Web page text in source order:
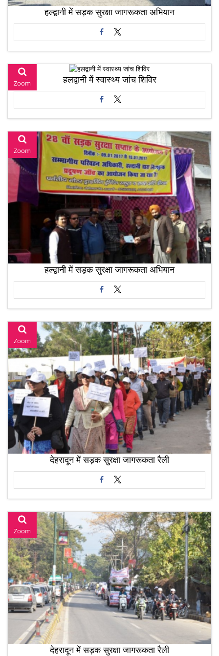
हल्द्वानी में सड़क सुरक्षा जागरूकता अभियान
Zoom हलद्वानी में स्वास्थ्य जांच शिविर
Zoom
हल्द्वानी में सड़क सुरक्षा जागरूकता अभियान
Zoom
देहरादून में सड़क सुरक्षा जागरूकता रैली
Zoom
देहरादून में सड़क सुरक्षा जागरूकता रैली